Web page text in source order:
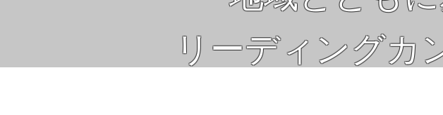
ホーム 会社概要
リーディングカ